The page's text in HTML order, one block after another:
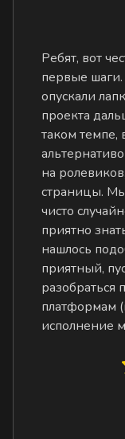
Ребят, вот
первые
опускали
проекта
таком
на
страницы.
чисто
приятно
нашлось
приятный,
разобраться
платформам
исполнение